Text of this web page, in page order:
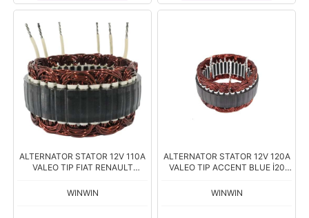
ALTERNATOR STATOR 12V 110A
VALEO TIP FIAT RENAULT
10476 DIŞ:128 İÇ:99 KAL.29,3
WINWIN
ALTERNATOR STATOR 12V 120A
VALEO TIP ACCENT BLUE İ20
DIŞ:120 İÇ:99 K.29
WINWIN